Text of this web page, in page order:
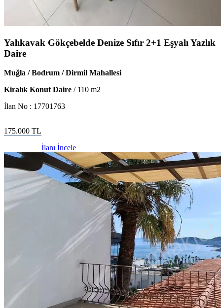
Yalıkavak Gökçebelde Denize Sıfır 2+1 Eşyalı Yazlık
Daire
Muğla / Bodrum / Dirmil Mahallesi
Kiralık Konut Daire / 110 m2
İlan No : 17701763
175.000 TL
İlanı İncele